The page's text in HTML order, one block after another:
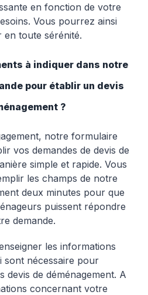
en fonction de votre
Vous pourrez ainsi
en toute sérénité.
à indiquer dans notre
pour établir un devis
?
notre formulaire
vos demandes de devis de
simple et rapide. Vous
les champs de notre
deux minutes pour que
puissent répondre
demande.
les informations
sont nécessaire pour
devis de déménagement. A
concernant votre